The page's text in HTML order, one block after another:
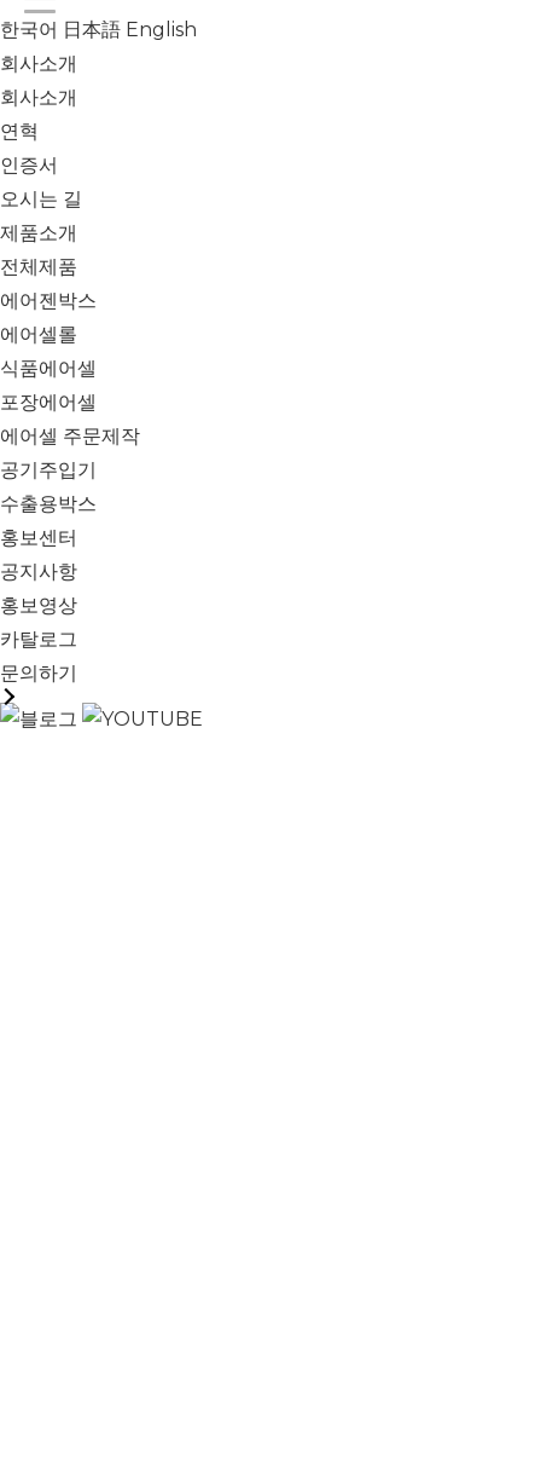
한국어 日本語 English
회사소개
회사소개
연혁
인증서
오시는 길
제품소개
전체제품
에어젠박스
에어셀롤
식품에어셀
포장에어셀
에어셀 주문제작
공기주입기
수출용박스
홍보센터
공지사항
홍보영상
카탈로그
문의하기